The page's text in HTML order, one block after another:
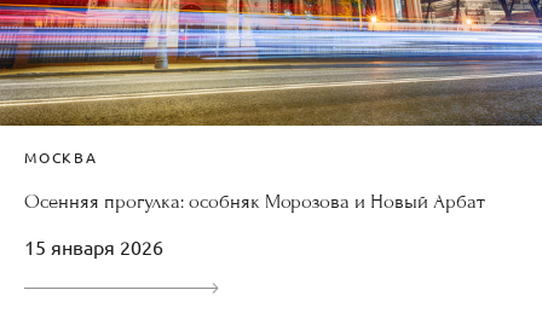
МОСКВА
Осенняя прогулка: особняк Морозова и Новый Арбат
15 января 2026